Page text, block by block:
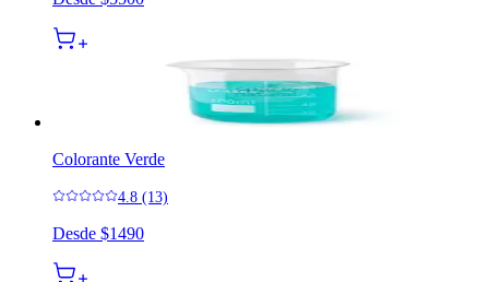
Colorante Verde
4.8 (13)
Desde $1490